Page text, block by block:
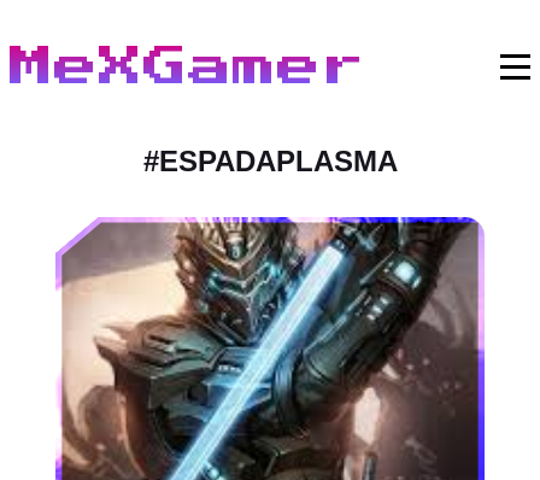
MeXGamer
#ESPADAPLASMA